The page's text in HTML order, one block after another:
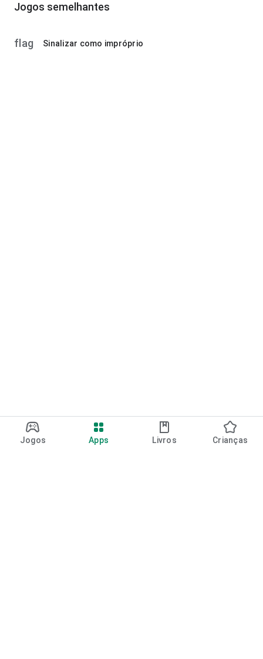
Jogos Apps Livros Crianças
Jogos semelhantes
flag Sinalizar como impróprio